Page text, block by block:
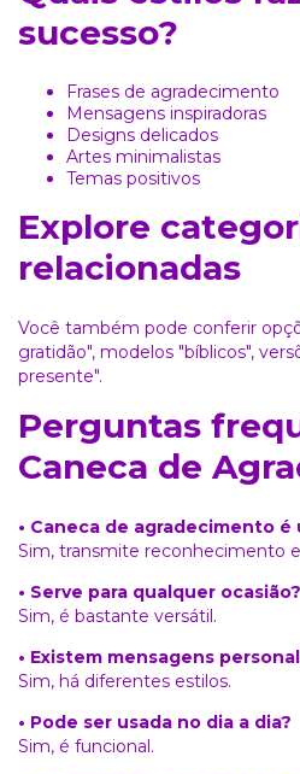
sucesso?
Frases de agradecimento
Mensagens inspiradoras
Designs delicados
Artes minimalistas
Temas positivos
Explore
relacionadas
Você também pode conferir
gratidão", modelos "bíblicos",
presente".
Perguntas
Caneca de
• Caneca de agradecimento
Sim, transmite reconhecimento
• Serve para qualquer ocasião?
Sim, é bastante versátil.
• Existem mensagens
Sim, há diferentes estilos.
• Pode ser usada no dia a dia?
Sim, é funcional.